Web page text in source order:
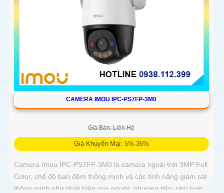
CAMERA IMOU IPC-PS7FP-3M0
Giá Bán: Liên Hệ
Giá Khuyến Mại: 5%-35%
Camera Imou IPC-PS7FP-3M0 là camera ngoài trời 3MP Full
Color, chế độ ban đêm thông minh và các tính năng giám sát
thông minh như phát hiện con người, phương tiện, phù hợp